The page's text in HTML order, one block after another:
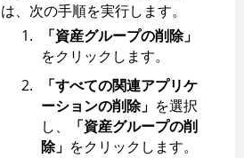
は、次の手順を実行します。
「資産グループの削除」
をクリックします。
「すべての関連アプリケ
ーションの削除」 を選択
し、
「資産グループの削
除」 をクリックします。